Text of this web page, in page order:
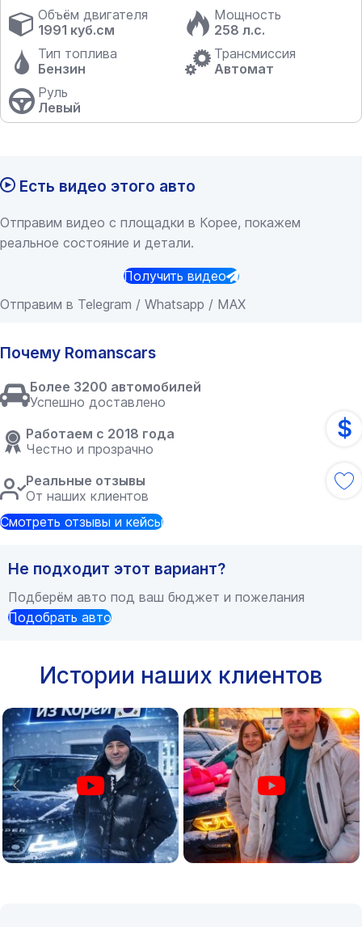
Объём двигателя
1991 куб.см
Мощность
258 л.с.
Тип топлива
Бензин
Трансмиссия
Автомат
Руль
Левый
Есть видео этого авто
Отправим видео с площадки в Корее, покажем
реальное состояние и детали.
Получить видео
Отправим в Telegram / Whatsapp / MAX
Почему Romanscars
Более 3200 автомобилей
Успешно доставлено
Работаем с 2018 года
Честно и прозрачно
Реальные отзывы
От наших клиентов
Смотреть отзывы и кейсы
Не подходит этот вариант?
Подберём авто под ваш бюджет и пожелания
Подобрать авто
Истории наших клиентов
$